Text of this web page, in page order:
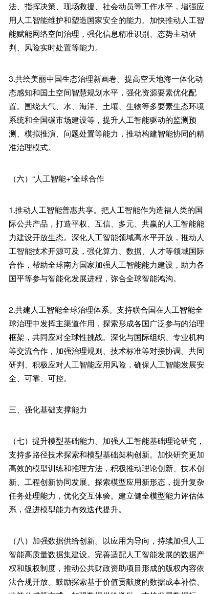
法、指挥决策、现场救援、社会动员等工作水平，增强应
用人工智能维护和塑造国家安全的能力。加快推动人工智
能赋能网络空间治理，强化信息精准识别、态势主动研
判、风险实时处置等能力。
3.共绘美丽中国生态治理新画卷。提高空天地海一体化动
态感知和国土空间智慧规划水平，强化资源要素优化配
置。围绕大气、水、海洋、土壤、生物等多要素生态环境
系统和全国碳市场建设等，提升人工智能驱动的监测预
测、模拟推演、问题处置等能力，推动构建智能协同的精
准治理模式。
（六）“人工智能+”全球合作
1.推动人工智能普惠共享。把人工智能作为造福人类的国
际公共产品，打造平权、互信、多元、共赢的人工智能能
力建设开放生态。深化人工智能领域高水平开放，推动人
工智能技术开源可及，强化算力、数据、人才等领域国际
合作，帮助全球南方国家加强人工智能能力建设，助力各
国平等参与智能化发展进程，弥合全球智能鸿沟。
2.共建人工智能全球治理体系。支持联合国在人工智能全
球治理中发挥主渠道作用，探索形成各国广泛参与的治理
框架，共同应对全球性挑战。深化与国际组织、专业机构
等交流合作，加强治理规则、技术标准等对接协调。共同
研判、积极应对人工智能应用风险，确保人工智能发展安
全、可靠、可控。
三、强化基础支撑能力
（七）提升模型基础能力。加强人工智能基础理论研究，
支持多路径技术探索和模型基础架构创新。加快研究更加
高效的模型训练和推理方法，积极推动理论创新、技术创
新、工程创新协同发展。探索模型应用新形态，提升复杂
任务处理能力，优化交互体验。建立健全模型能力评估体
系，促进模型能力有效迭代提升。
（八）加强数据供给创新。以应用为导向，持续加强人工
智能高质量数据集建设。完善适配人工智能发展的数据产
权和版权制度，推动公共财政资助项目形成的版权内容依
法合规开放。鼓励探索基于价值贡献度的数据成本补偿、